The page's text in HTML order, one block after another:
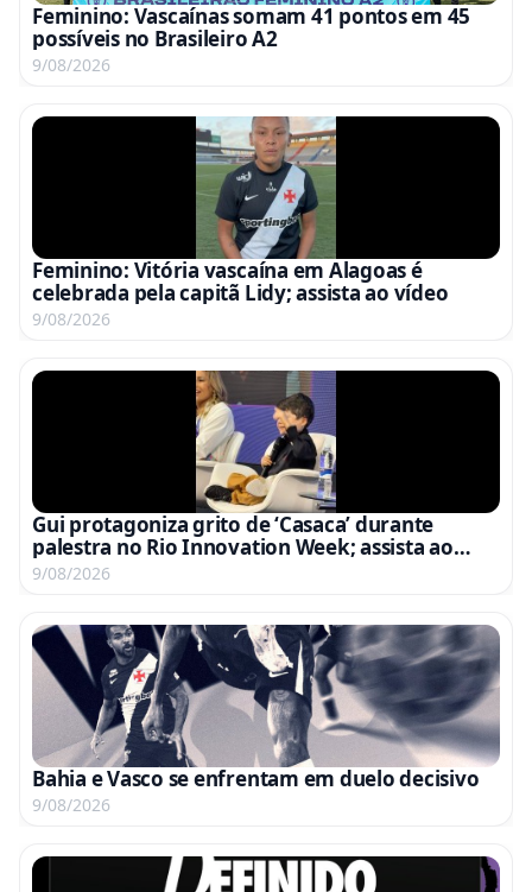
Feminino: Vascaínas somam 41 pontos em 45
possíveis no Brasileiro A2
9/08/2026
Feminino: Vitória vascaína em Alagoas é
celebrada pela capitã Lidy; assista ao vídeo
9/08/2026
Gui protagoniza grito de ‘Casaca’ durante
palestra no Rio Innovation Week; assista ao
vídeo
9/08/2026
Bahia e Vasco se enfrentam em duelo decisivo
9/08/2026